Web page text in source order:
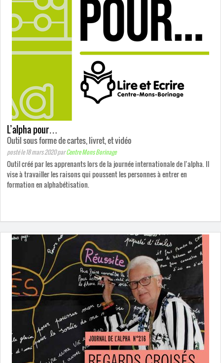
L’alpha pour…
Outil sous forme de cartes, livret, et vidéo
posté le 18 mars 2020parCentre Mons Borinage
Outil créé par les apprenants lors de la journée internationale de l’alpha. Il
vise à travailler les raisons qui poussent les personnes à entrer en
formation en alphabétisation.